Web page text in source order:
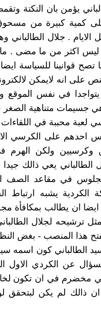
يؤمن بان النكتة
على كمية كبيرة من
. جلال
اكثر من ما مضى .
تصح قوانينا للسياسة
على انه لايمكن
يتواجدا في نفس
جسيمات متناهية
لعبة محببة في
احدهم على الكرسي
ولكن الهرم
الطالباني يعي ذالك
في مقاعد الصف
الكردية يشبه ارتباط
ان يطالب بمكافأة
ترشيحه لجلال
هذا المنصب - بغض
الطالباني كون اسمه
عن الكردي الاول
مخضرم في ان تكون
ذالك لم يكن لبتحقق